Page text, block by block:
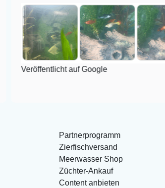
auf Google
Partnerprogramm
Zierfischversand
Meerwasser Shop
Züchter-Ankauf
Content anbieten